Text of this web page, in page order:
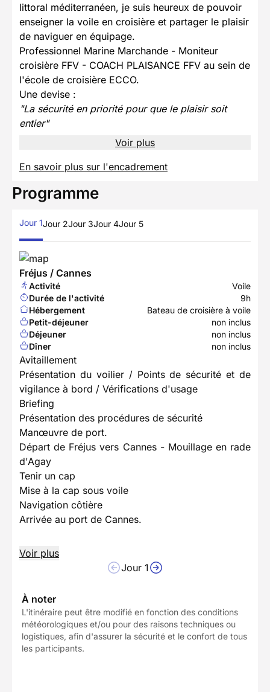
littoral méditerranéen, je suis heureux de pouvoir
enseigner la voile en croisière et partager le plaisir
de naviguer en équipage.
Professionnel Marine Marchande - Moniteur
croisière FFV - COACH PLAISANCE FFV au sein de
l'école de croisière ECCO.
Une devise :
"La sécurité en priorité pour que le plaisir soit
entier"
Voir plus
En savoir plus sur l'encadrement
Programme
Jour 1Jour 2Jour 3Jour 4Jour 5
Fréjus / Cannes
Activité
Voile
Durée de l'activité
9h
Hébergement
Bateau de croisière à voile
Petit-déjeuner
non inclus
Déjeuner
non inclus
Dîner
non inclus
Avitaillement
Présentation du voilier / Points de sécurité et de
vigilance à bord / Vérifications d'usage
Briefing
Présentation des procédures de sécurité
Manœuvre de port.
Départ de Fréjus vers Cannes - Mouillage en rade
d'Agay
Tenir un cap
Mise à la cap sous voile
Navigation côtière
Arrivée au port de Cannes.
Voir plus
Jour 1
À noter
L'itinéraire peut être modifié en fonction des conditions
météorologiques et/ou pour des raisons techniques ou
logistiques, afin d'assurer la sécurité et le confort de tous
les participants.